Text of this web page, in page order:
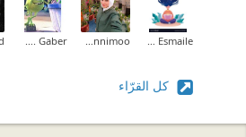
كل القرّاء